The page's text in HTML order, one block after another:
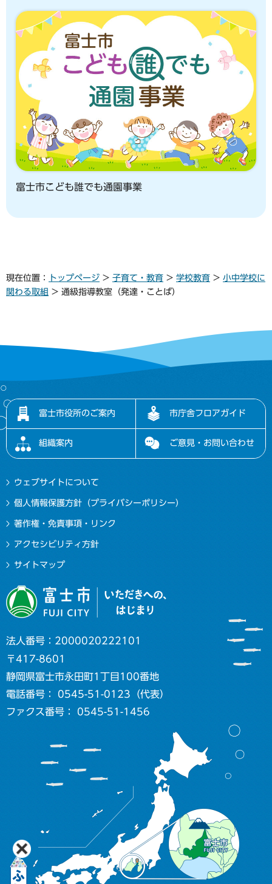
富士市こども誰でも通園事業
現在位置： トップページ > 子育て・教育 > 学校教育 > 小中学校に
関わる取組 > 通級指導教室（発達・ことば）
富士市役所のご案内 市庁舎フロアガイド
組織案内 ご意見・お問い合わせ
ウェブサイトについて
個人情報保護方針（プライバシーポリシー）
著作権・免責事項・リンク
アクセシビリティ方針
サイトマップ
法人番号：2000020222101
〒417-8601
静岡県富士市永田町1丁目100番地
電話番号： 0545-51-0123（代表）
ファクス番号： 0545-51-1456